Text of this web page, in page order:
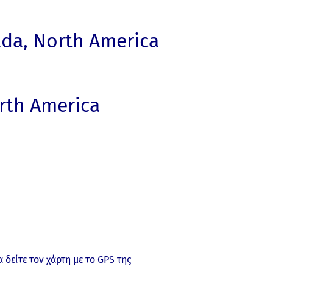
North America
America
δείτε τον χάρτη με το GPS της